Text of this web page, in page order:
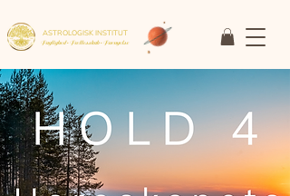
ASTROLOGISK INSTITUT
Faglighed • Fællesskab• Fornyelse